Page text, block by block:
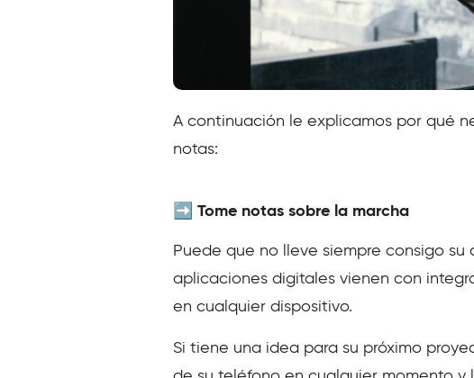
A continuación le explicamos por qué
notas:
➡️ Tome notas sobre la marcha
Puede que no lleve siempre consigo
aplicaciones digitales vienen con
en cualquier dispositivo.
Si tiene una idea para su próximo